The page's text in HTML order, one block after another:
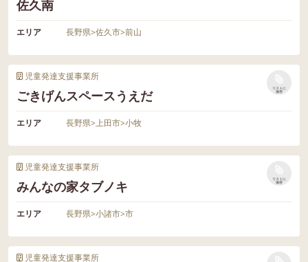
佐久南
エリア 長野県>佐久市>前山
児童発達支援事業所
ごきげんスペースうえだ
リストに
保存
エリア 長野県>上田市>小牧
児童発達支援事業所
みんなの家タブノキ
リストに
保存
エリア 長野県>小諸市>市
児童発達支援事業所